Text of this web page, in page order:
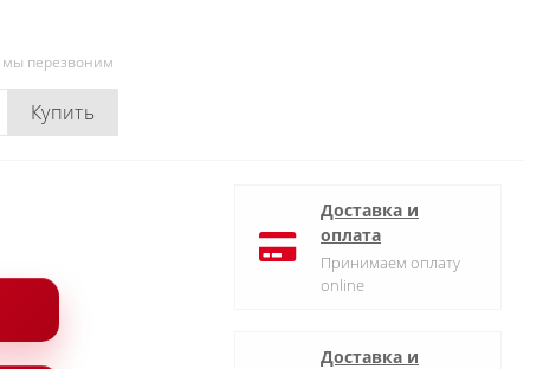
перезвоним
Купить
Доставка и
оплата
Принимаем оплату
online
Доставка и